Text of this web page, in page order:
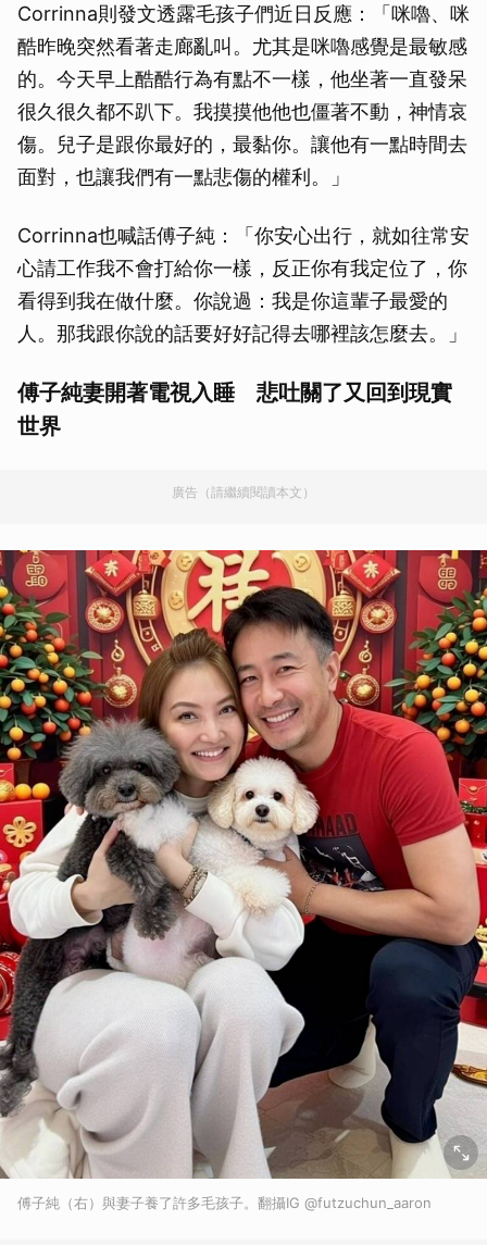
Corrinna則發文透露毛孩子們近日反應：「咪嚕、咪
酷昨晚突然看著走廊亂叫。尤其是咪嚕感覺是最敏感
的。今天早上酷酷行為有點不一樣，他坐著一直發呆
很久很久都不趴下。我摸摸他他也僵著不動，神情哀
傷。兒子是跟你最好的，最黏你。讓他有一點時間去
面對，也讓我們有一點悲傷的權利。」
Corrinna也喊話傅子純：「你安心出行，就如往常安
心請工作我不會打給你一樣，反正你有我定位了，你
看得到我在做什麼。你說過：我是你這輩子最愛的
人。那我跟你說的話要好好記得去哪裡該怎麼去。」
傅子純妻開著電視入睡 悲吐關了又回到現實
世界
廣告（請繼續閱讀本文）
傅子純（右）與妻子養了許多毛孩子。翻攝IG @futzuchun_aaron